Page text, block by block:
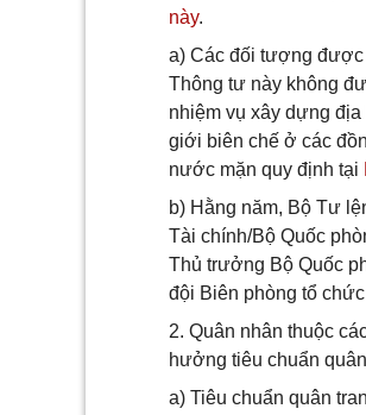
này.
a) Các đối tượng được
Thông tư này không
nhiệm vụ xây dựng
giới biên chế ở các
nước mặn quy định tại
b) Hằng năm, Bộ Tư
Tài chính/Bộ Quốc
Thủ trưởng Bộ Quốc
đội Biên phòng tổ
2. Quân nhân thuộc
hưởng tiêu chuẩn
a) Tiêu chuẩn quân